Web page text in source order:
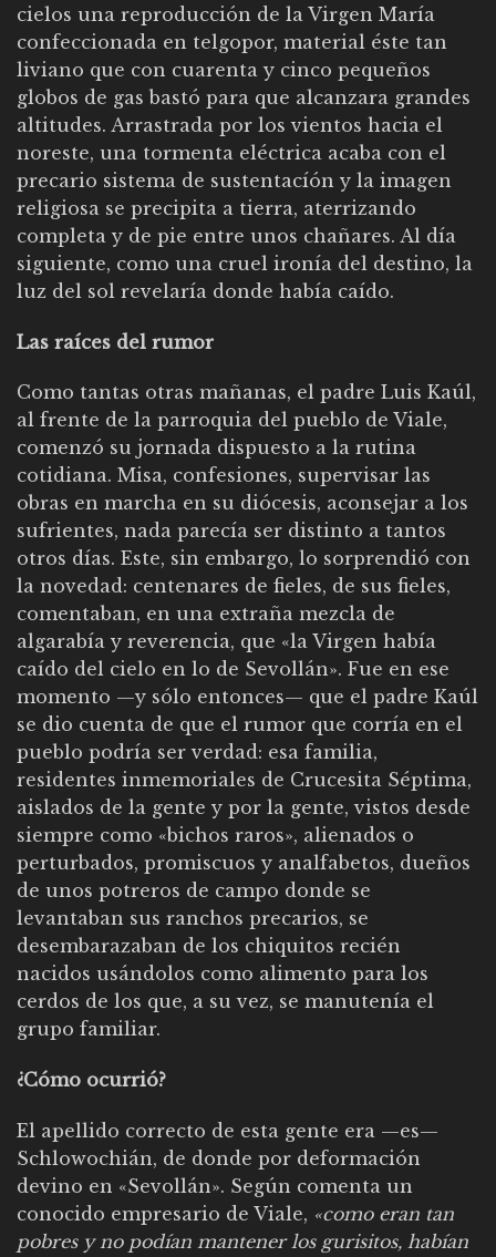
cielos una reproducción de la Virgen María
confeccionada en telgopor, material éste tan
liviano que con cuarenta y cinco pequeños
globos de gas bastó para que alcanzara grandes
altitudes. Arrastrada por los vientos hacia el
noreste, una tormenta eléctrica acaba con el
precario sistema de sustentacíón y la imagen
religiosa se precipita a tierra, aterrizando
completa y de pie entre unos chañares. Al día
siguiente, como una cruel ironía del destino, la
luz del sol revelaría donde había caído.
Las raíces del rumor
Como tantas otras mañanas, el padre Luis Kaúl,
al frente de la parroquia del pueblo de Viale,
comenzó su jornada dispuesto a la rutina
cotidiana. Misa, confesiones, supervisar las
obras en marcha en su diócesis, aconsejar a los
sufrientes, nada parecía ser distinto a tantos
otros días. Este, sin embargo, lo sorprendió con
la novedad: centenares de fieles, de sus fieles,
comentaban, en una extraña mezcla de
algarabía y reverencia, que «la Virgen había
caído del cielo en lo de Sevollán». Fue en ese
momento —y sólo entonces— que el padre Kaúl
se dio cuenta de que el rumor que corría en el
pueblo podría ser verdad: esa familia,
residentes inmemoriales de Crucesita Séptima,
aislados de la gente y por la gente, vistos desde
siempre como «bichos raros», alienados o
perturbados, promiscuos y analfabetos, dueños
de unos potreros de campo donde se
levantaban sus ranchos precarios, se
desembarazaban de los chiquitos recién
nacidos usándolos como alimento para los
cerdos de los que, a su vez, se manutenía el
grupo familiar.
¿Cómo ocurrió?
El apellido correcto de esta gente era —es—
Schlowochián, de donde por deformación
devino en «Sevollán». Según comenta un
conocido empresario de Viale, «como eran tan
pobres y no podían mantener los gurisitos, habían